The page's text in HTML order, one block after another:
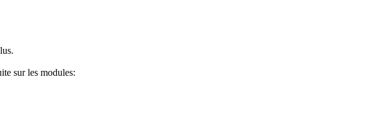
sur les modules: